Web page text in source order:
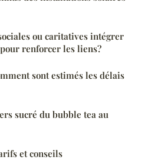
ou caritatives intégrer
renforcer les liens?
sont estimés les délais
sucré du bubble tea au
et conseils